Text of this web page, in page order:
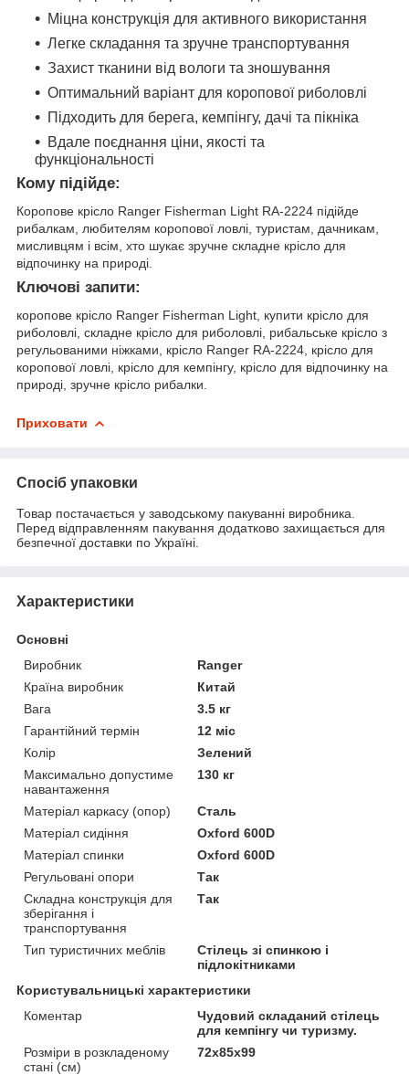
Міцна конструкція для активного використання
Легке складання та зручне транспортування
Захист тканини від вологи та зношування
Оптимальний варіант для коропової риболовлі
Підходить для берега, кемпінгу, дачі та пікніка
Вдале поєднання ціни, якості та
функціональності
Кому підійде:
Коропове крісло Ranger Fisherman Light RA-2224 підійде
рибалкам, любителям коропової ловлі, туристам, дачникам,
мисливцям і всім, хто шукає зручне складне крісло для
відпочинку на природі.
Ключові запити:
коропове крісло Ranger Fisherman Light, купити крісло для
риболовлі, складне крісло для риболовлі, рибальське крісло з
регульованими ніжками, крісло Ranger RA-2224, крісло для
коропової ловлі, крісло для кемпінгу, крісло для відпочинку на
природі, зручне крісло рибалки.
Приховати
Спосіб упаковки
Товар постачається у заводському пакуванні виробника.
Перед відправленням пакування додатково захищається для
безпечної доставки по Україні.
Характеристики
Основні
Виробник
Ranger
Країна виробник
Китай
Вага
3.5 кг
Гарантійний термін
12 міс
Колір
Зелений
Максимально допустиме
навантаження
130 кг
Матеріал каркасу (опор)
Сталь
Матеріал сидіння
Oxford 600D
Матеріал спинки
Oxford 600D
Регульовані опори
Так
Складна конструкція для
зберігання і
транспортування
Так
Тип туристичних меблів
Стілець зі спинкою і
підлокітниками
Користувальницькі характеристики
Коментар
Чудовий складаний стілець
для кемпінгу чи туризму.
Розміри в розкладеному
стані (см)
72х85х99